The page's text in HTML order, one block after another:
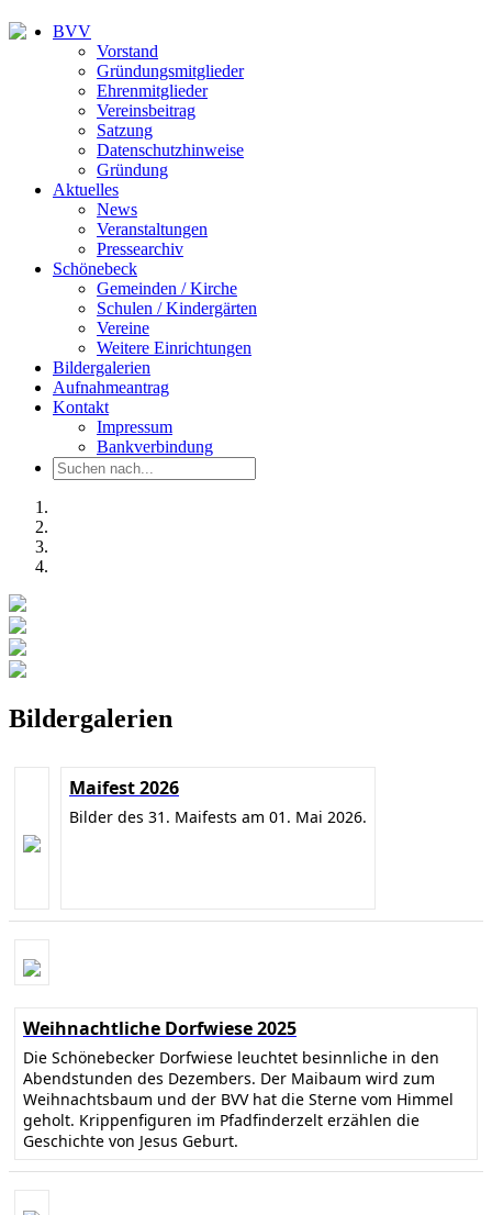
BVV
Vorstand
Gründungsmitglieder
Ehrenmitglieder
Vereinsbeitrag
Satzung
Datenschutzhinweise
Gründung
Aktuelles
News
Veranstaltungen
Pressearchiv
Schönebeck
Gemeinden / Kirche
Schulen / Kindergärten
Vereine
Weitere Einrichtungen
Bildergalerien
Aufnahmeantrag
Kontakt
Impressum
Bankverbindung
Bildergalerien
Maifest 2026
Bilder des 31. Maifests am 01. Mai 2026.
Weihnachtliche Dorfwiese 2025
Die Schönebecker Dorfwiese leuchtet besinnliche in den
Abendstunden des Dezembers. Der Maibaum wird zum
Weihnachtsbaum und der BVV hat die Sterne vom Himmel
geholt. Krippenfiguren im Pfadfinderzelt erzählen die
Geschichte von Jesus Geburt.